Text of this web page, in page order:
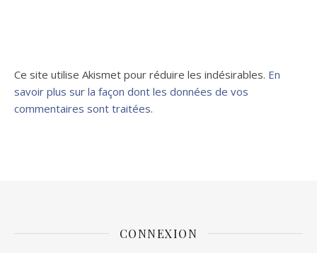
Ce site utilise Akismet pour réduire les indésirables. En
savoir plus sur la façon dont les données de vos
commentaires sont traitées.
CONNEXION